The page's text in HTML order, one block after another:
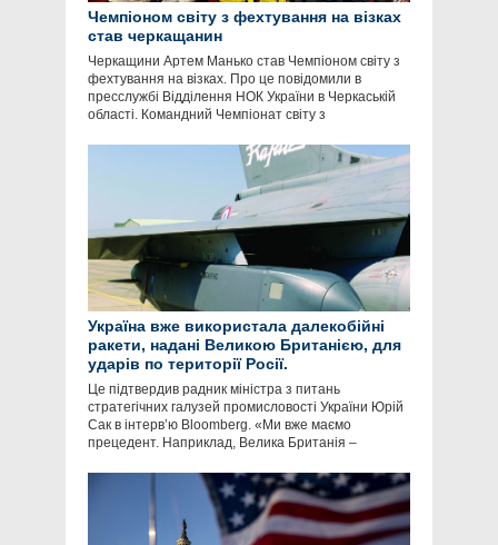
Чемпіоном світу з фехтування на візках
став черкащанин
Черкащини Артем Манько став Чемпіоном світу з
фехтування на візках. Про це повідомили в
пресслужбі Відділення НОК України в Черкаській
області. Командний Чемпіонат світу з
Україна вже використала далекобійні
ракети, надані Великою Британією, для
ударів по території Росії.
Це підтвердив радник міністра з питань
стратегічних галузей промисловості України Юрій
Сак в інтервʼю Bloomberg. «Ми вже маємо
прецедент. Наприклад, Велика Британія –